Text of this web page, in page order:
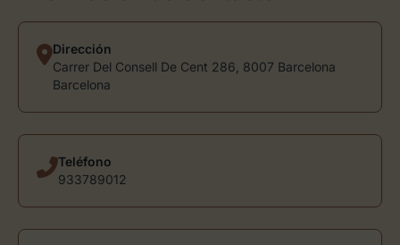
Dirección
Carrer Del Consell De Cent 286, 8007 Barcelona
Barcelona
Teléfono
933789012